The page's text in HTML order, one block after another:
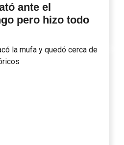
ante el
pero hizo todo